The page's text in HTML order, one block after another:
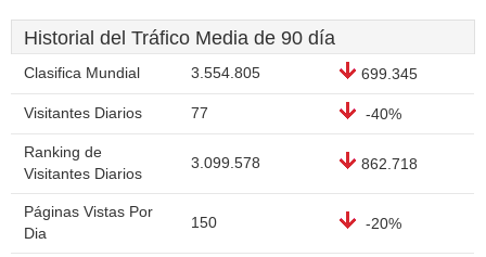
Historial del Tráfico Media de 90 día
Clasifica Mundial 3.554.805 699.345
Visitantes Diarios 77 -40%
Ranking de
Visitantes Diarios
3.099.578 862.718
Páginas Vistas Por
Dia
150 -20%